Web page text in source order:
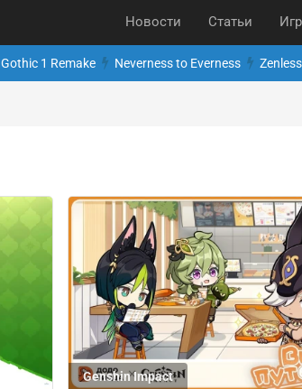
Новости Статьи
Gothic 1 Remake Neverness to Everness
Genshin Impact